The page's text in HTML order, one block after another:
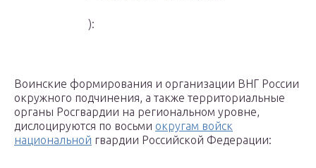
):
Воинские формирования и организации ВНГ России
окружного подчинения, а также территориальные
органы Росгвардии на региональном уровне,
дислоцируются по восьми округам войск
национальной гвардии Российской Федерации: